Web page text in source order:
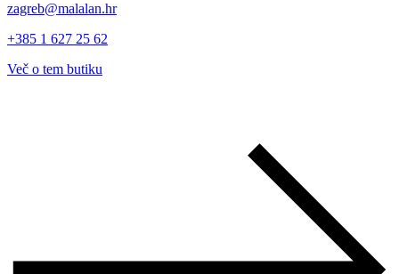
zagreb@malalan.hr
+385 1 627 25 62
Več o tem butiku